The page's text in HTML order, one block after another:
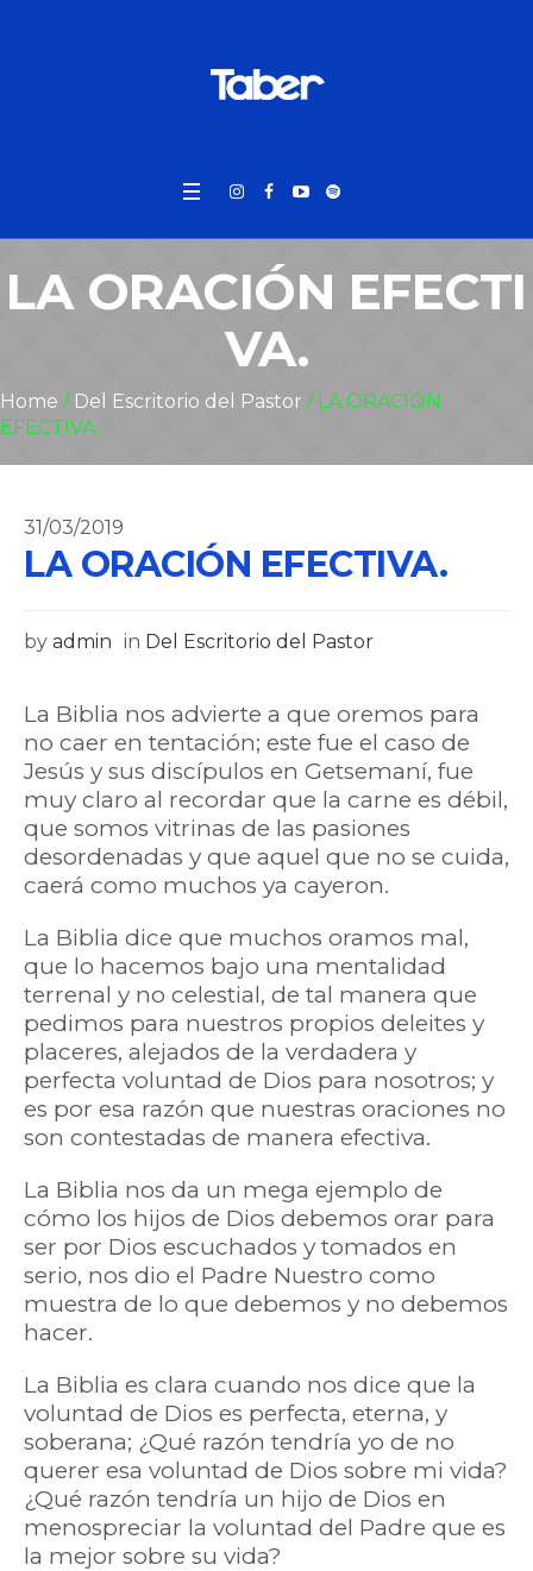
LA ORACIÓN EFECTI
VA.
Home / Del Escritorio del Pastor / LA ORACIÓN
EFECTIVA.
31/03/2019
LA ORACIÓN EFECTIVA.
by admin in Del Escritorio del Pastor
La Biblia nos advierte a que oremos para
no caer en tentación; este fue el caso de
Jesús y sus discípulos en Getsemaní, fue
muy claro al recordar que la carne es débil,
que somos vitrinas de las pasiones
desordenadas y que aquel que no se cuida,
caerá como muchos ya cayeron.
La Biblia dice que muchos oramos mal,
que lo hacemos bajo una mentalidad
terrenal y no celestial, de tal manera que
pedimos para nuestros propios deleites y
placeres, alejados de la verdadera y
perfecta voluntad de Dios para nosotros; y
es por esa razón que nuestras oraciones no
son contestadas de manera efectiva.
La Biblia nos da un mega ejemplo de
cómo los hijos de Dios debemos orar para
ser por Dios escuchados y tomados en
serio, nos dio el Padre Nuestro como
muestra de lo que debemos y no debemos
hacer.
La Biblia es clara cuando nos dice que la
voluntad de Dios es perfecta, eterna, y
soberana; ¿Qué razón tendría yo de no
querer esa voluntad de Dios sobre mi vida?
¿Qué razón tendría un hijo de Dios en
menospreciar la voluntad del Padre que es
la mejor sobre su vida?